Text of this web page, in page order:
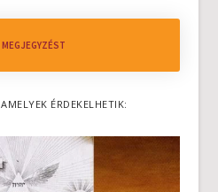
ÉRDEKELHETIK: